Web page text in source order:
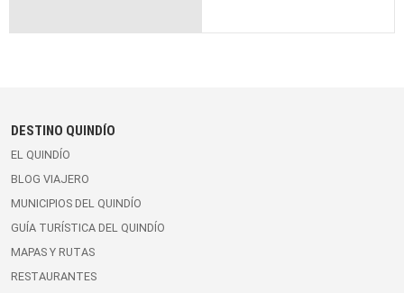
DESTINO QUINDÍO
EL QUINDÍO
BLOG VIAJERO
MUNICIPIOS DEL QUINDÍO
GUÍA TURÍSTICA DEL QUINDÍO
MAPAS Y RUTAS
RESTAURANTES